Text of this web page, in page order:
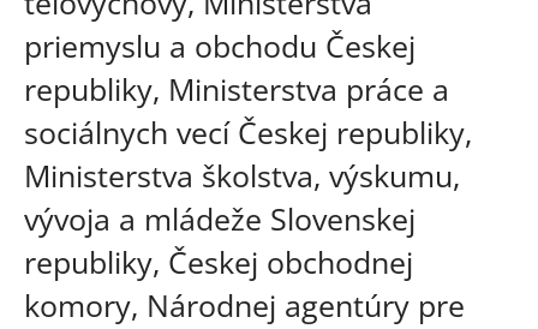
priemyslu a obchodu Českej
republiky, Ministerstva práce a
sociálnych vecí Českej republiky,
Ministerstva školstva, výskumu,
vývoja a mládeže Slovenskej
republiky, Českej obchodnej
komory, Národnej agentúry pre